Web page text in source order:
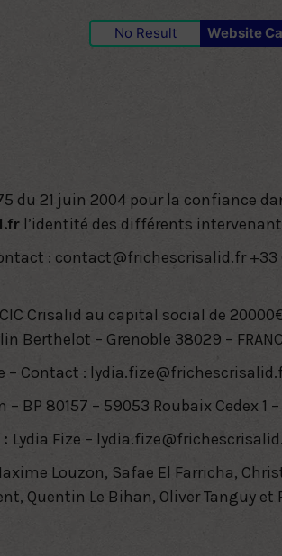
No Result Website
du 21 juin 2004 pour la confiance
l’identité des différents
: contact@frichescrisalid.fr
Crisalid au capital social de
Berthelot – Grenoble 38029 –
– Contact :
– BP 80157 – 59053 Roubaix Cedex 1
Lydia Fize –
Louzon, Safae El Farricha,
Quentin Le Bihan, Oliver Tanguy et